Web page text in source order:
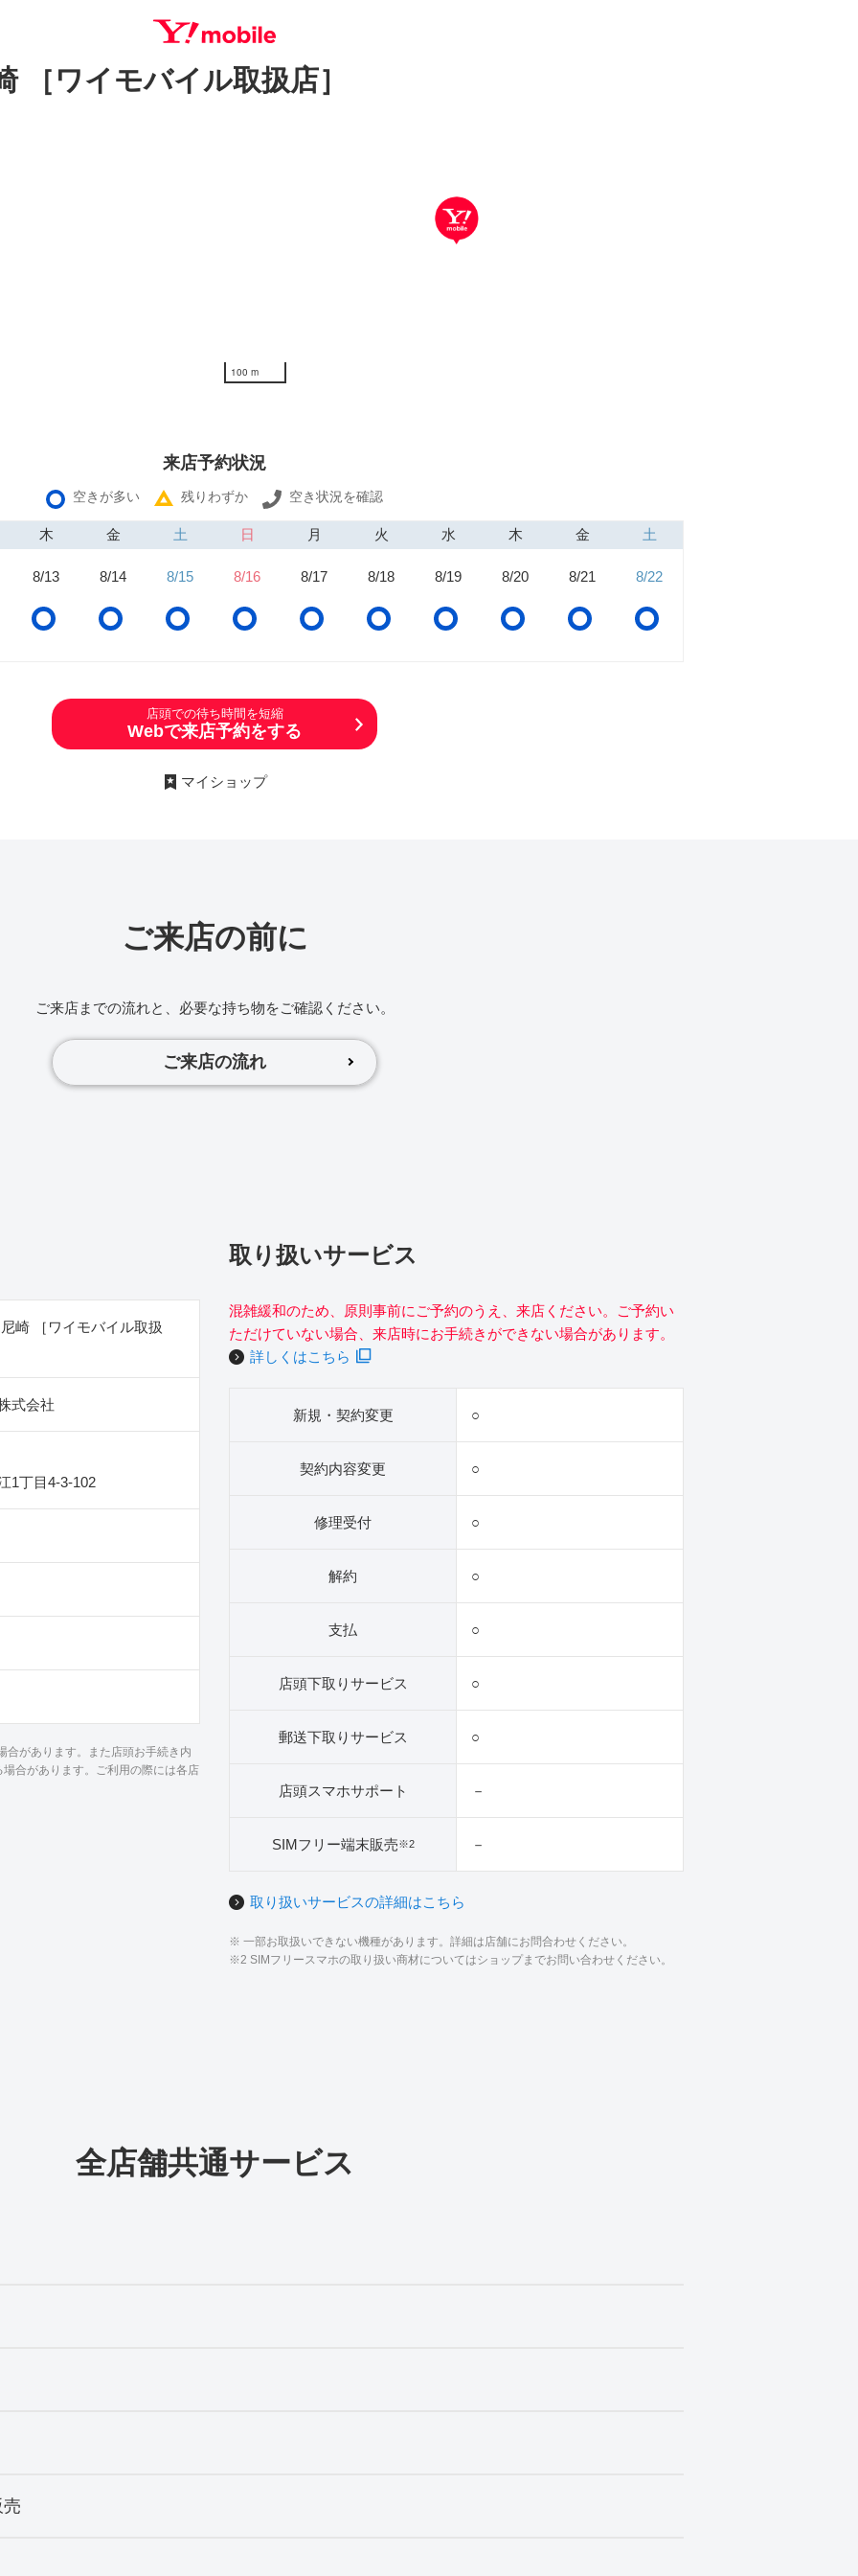
［ワイモバイル取扱店］
100 m
来店予約状況
空きが多い 残りわずか 空き状況を確認
木 金 土 日 月 火 水 木 金 土
8/13 8/14 8/15 8/16 8/17 8/18 8/19 8/20 8/21 8/22
店頭での待ち時間を短縮
Webで来店予約をする
マイショップ
ご来店の前に
ご来店までの流れと、必要な持ち物をご確認ください。
ご来店の流れ
崎 ［ワイモバイル取扱
式会社
1丁目4‐3‐102
があります。また店頭お手続き内
合があります。ご利用の際には各店
取り扱いサービス
混雑緩和のため、原則事前にご予約のうえ、来店ください。ご予約い
ただけていない場合、来店時にお手続きができない場合があります。
詳しくはこちら
新規・契約変更 ○
契約内容変更 ○
修理受付 ○
解約 ○
支払 ○
店頭下取りサービス ○
郵送下取りサービス ○
店頭スマホサポート －
SIMフリー端末販売※2 －
取り扱いサービスの詳細はこちら
※ 一部お取扱いできない機種があります。詳細は店舗にお問合わせください。
※2 SIMフリースマホの取り扱い商材についてはショップまでお問い合わせください。
全店舗共通サービス